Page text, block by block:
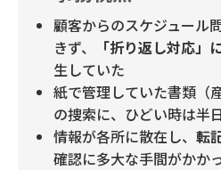
顧客からのスケジュール
きず、
「折り返し対応」
生していた
紙で管理していた書類（
の捜索に、ひどい時は半
情報が各所に散在し、 転
確認に多大な手間がかか